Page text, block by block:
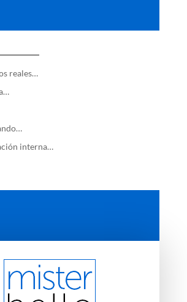
reales…
interna…
ENTRADAS